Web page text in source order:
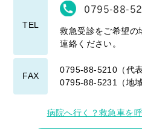
TEL
0795-88-
救急受診をご希望の
連絡ください。
FAX
0795-88-5210（代表
0795-88-5231（地
病院へ行く？救急車を